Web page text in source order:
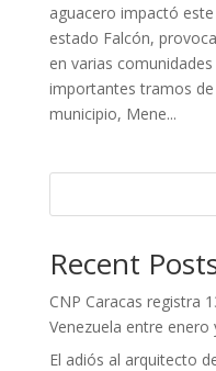
aguacero impactó
estado Falcón,
en varias
importantes tramos de
municipio, Mene...
Recent
CNP Caracas registra
Venezuela entre enero
El adiós al arquitecto